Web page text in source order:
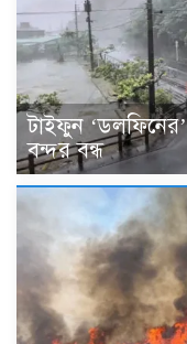
টাইফুন
বন্দর বন্ধ